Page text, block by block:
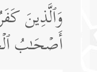
وَٱلَّذِینَ
أَصۡحَـٰبُ